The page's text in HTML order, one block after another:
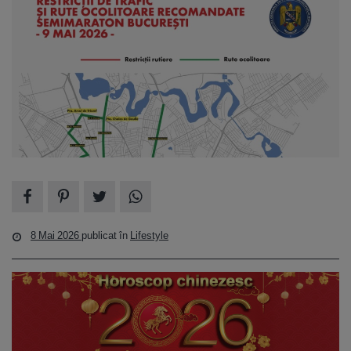
8 Mai 2026 publicat în Lifestyle